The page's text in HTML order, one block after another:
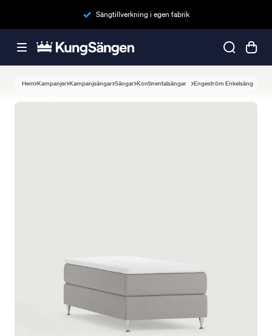
Sängtillverkning i egen fabrik
Hem Kampanjer Kampanjsängar Sängar Kontinentalsängar Engeström Enkelsäng